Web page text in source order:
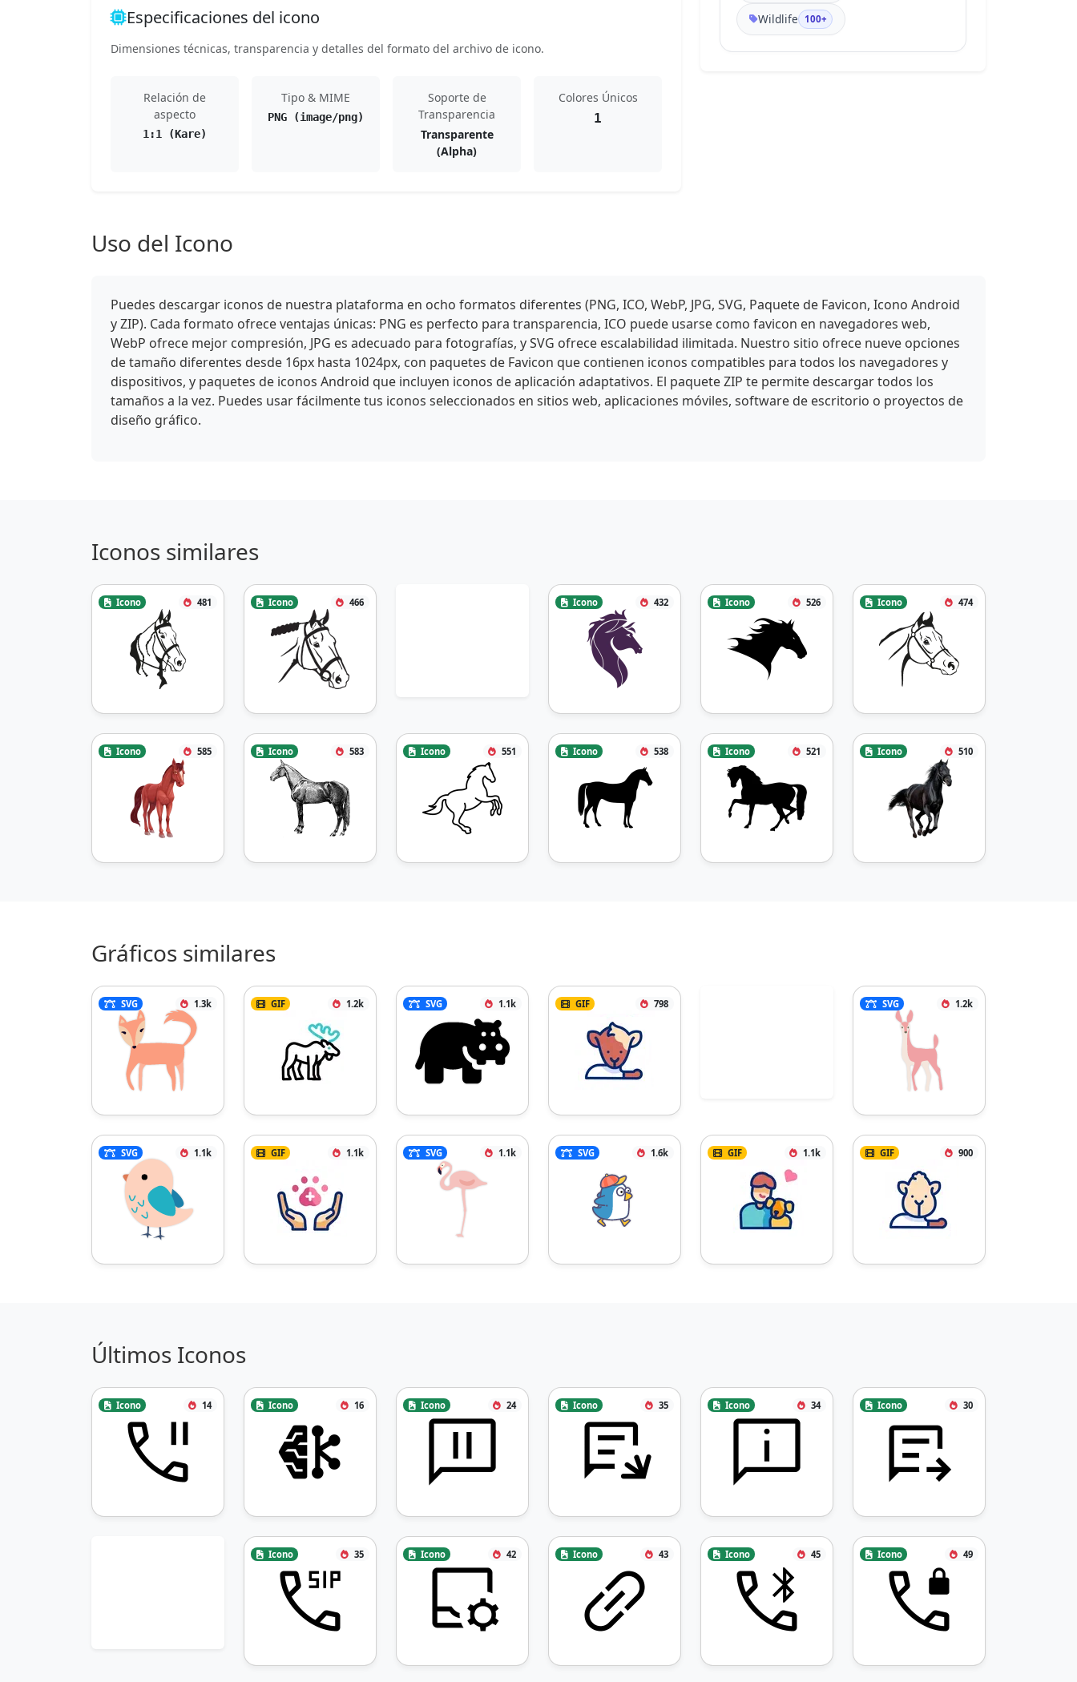
Especificaciones del icono
Dimensiones técnicas, transparencia y detalles del formato del archivo de icono.
Relación de
aspecto
1:1 (Kare)
Tipo & MIME
PNG (image/png)
Soporte de
Transparencia
Transparente
(Alpha)
Colores Únicos
1
Wildlife 100+
Uso del Icono
Puedes descargar iconos de nuestra plataforma en ocho formatos diferentes (PNG, ICO, WebP, JPG, SVG, Paquete de Favicon, Icono Android
y ZIP). Cada formato ofrece ventajas únicas: PNG es perfecto para transparencia, ICO puede usarse como favicon en navegadores web,
WebP ofrece mejor compresión, JPG es adecuado para fotografías, y SVG ofrece escalabilidad ilimitada. Nuestro sitio ofrece nueve opciones
de tamaño diferentes desde 16px hasta 1024px, con paquetes de Favicon que contienen iconos compatibles para todos los navegadores y
dispositivos, y paquetes de iconos Android que incluyen iconos de aplicación adaptativos. El paquete ZIP te permite descargar todos los
tamaños a la vez. Puedes usar fácilmente tus iconos seleccionados en sitios web, aplicaciones móviles, software de escritorio o proyectos de
diseño gráfico.
Iconos similares
Icono 481 Icono 466 Icono 432 Icono 526 Icono 474
Icono 585 Icono 583 Icono 551 Icono 538 Icono 521 Icono 510
Gráficos similares
SVG 1.3k GIF 1.2k SVG 1.1k GIF 798 SVG 1.2k
SVG 1.1k GIF 1.1k SVG 1.1k SVG 1.6k GIF 1.1k GIF 900
Últimos Iconos
Icono 14 Icono 16 Icono 24 Icono 35 Icono 34 Icono 30
Icono 35 Icono 42 Icono 43 Icono 45 Icono 49